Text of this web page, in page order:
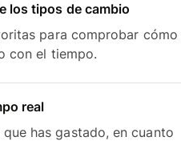
los tipos de cambio
para comprobar cómo
con el tiempo.
real
has gastado, en cuanto